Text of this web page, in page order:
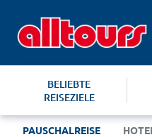
BELIEBTE
REISEZIELE
PAUSCHALREISE